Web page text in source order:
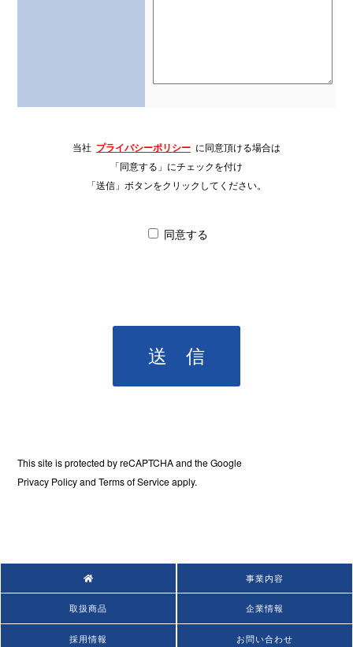
当社 プライバシーポリシー に同意頂ける場合は
「同意する」にチェックを付け
「送信」ボタンをクリックしてください。
同意する
This site is protected by reCAPTCHA and the Google
Privacy PolicyandTerms of Serviceapply.
事業内容
取扱商品 企業情報
採用情報 お問い合わせ